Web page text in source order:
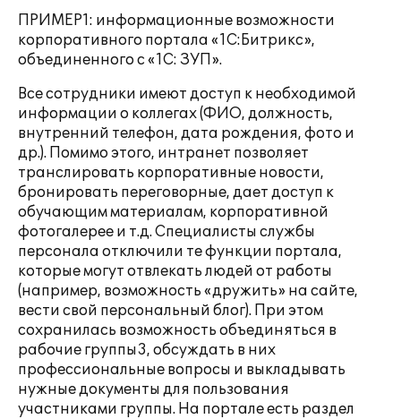
ПРИМЕР1: информационные возможности
корпоративного портала «1С:Битрикс»,
объединенного с «1С: ЗУП».
Все сотрудники имеют доступ к необходимой
информации о коллегах (ФИО, должность,
внутренний телефон, дата рождения, фото и
др.). Помимо этого, интранет позволяет
транслировать корпоративные новости,
бронировать переговорные, дает доступ к
обучающим материалам, корпоративной
фотогалерее и т.д. Специалисты службы
персонала отключили те функции портала,
которые могут отвлекать людей от работы
(например, возможность «дружить» на сайте,
вести свой персональный блог). При этом
сохранилась возможность объединяться в
рабочие группы3, обсуждать в них
профессиональные вопросы и выкладывать
нужные документы для пользования
участниками группы. На портале есть раздел